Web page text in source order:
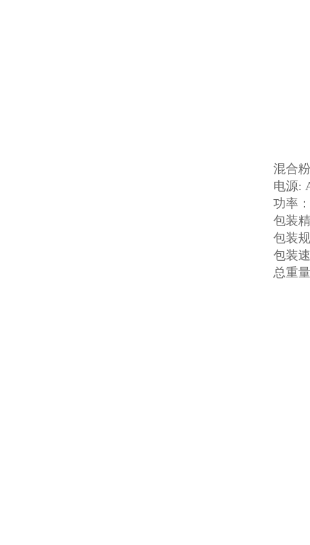
混合
电源:
功率
包装
包装
包装
总重